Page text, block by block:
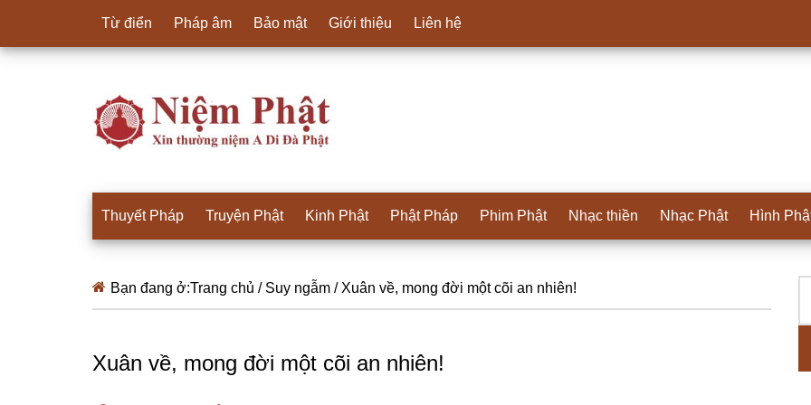
Từ điển Pháp âm Bảo mật Giới thiệu Liên hệ
Thuyết Pháp Truyện Phật Kinh Phật Phật Pháp Phim Phật Nhạc thiền Nhạc Phật Hình
Bạn đang ở:Trang chủ / Suy ngẫm /Xuân về, mong đời một cõi an nhiên!
Xuân về, mong đời một cõi an nhiên!